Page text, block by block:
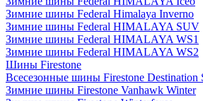
Зимние шины Federal Himalaya Inverno
Зимние шины Federal HIMALAYA SUV
Зимние шины Federal HIMALAYA WS1
Зимние шины Federal HIMALAYA WS2
Шины Firestone
Всесезонные шины Firestone Destination
Зимние шины Firestone Vanhawk Winter